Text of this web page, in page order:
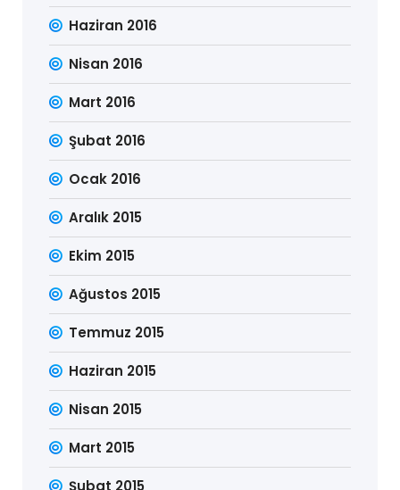
Haziran 2016
Nisan 2016
Mart 2016
Şubat 2016
Ocak 2016
Aralık 2015
Ekim 2015
Ağustos 2015
Temmuz 2015
Haziran 2015
Nisan 2015
Mart 2015
Şubat 2015